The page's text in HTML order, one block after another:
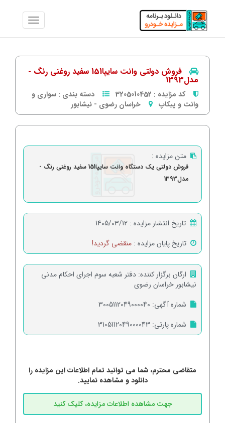
فروش دولتی وانت سایپا151 سفید روغنی رنگ -
مدل1393
کد مزایده : 3205010452 دسته بندی : سواری و
وانت و پیکاپ
خراسان رضوی - نیشابور
متن مزایده :
فروش دولتی یک دستگاه وانت سایپا151 سفید روغنی رنگ -
مدل1393
تاریخ انتشار مزایده : 1405/03/12
تاریخ پایان مزایده : منقضی گردید!
ارگان برگزار کننده: دفتر شعبه سوم اجرای احکام مدنی
نیشابور خراسان رضوی
شماره آگهی: 3005112049000040
شماره پارتی: 3105112049000043
متقاضی محترم، شما می توانید تمام اطلاعات این مزایده را
دانلود و مشاهده نمایید.